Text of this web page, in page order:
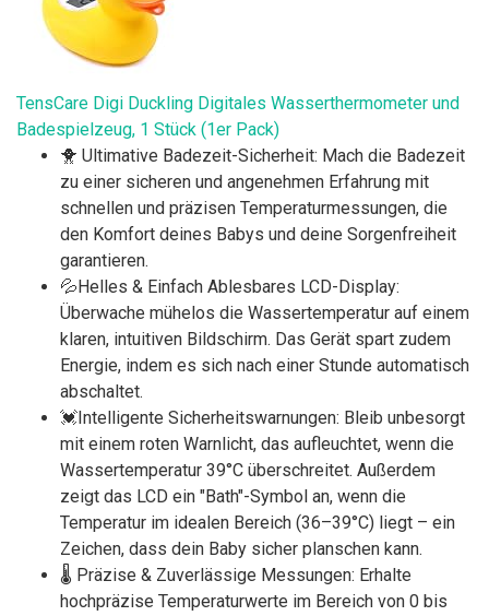
TensCare Digi Duckling Digitales Wasserthermometer und
Badespielzeug, 1 Stück (1er Pack)
🐥 Ultimative Badezeit-Sicherheit: Mach die Badezeit
zu einer sicheren und angenehmen Erfahrung mit
schnellen und präzisen Temperaturmessungen, die
den Komfort deines Babys und deine Sorgenfreiheit
garantieren.
💦Helles & Einfach Ablesbares LCD-Display:
Überwache mühelos die Wassertemperatur auf einem
klaren, intuitiven Bildschirm. Das Gerät spart zudem
Energie, indem es sich nach einer Stunde automatisch
abschaltet.
💓Intelligente Sicherheitswarnungen: Bleib unbesorgt
mit einem roten Warnlicht, das aufleuchtet, wenn die
Wassertemperatur 39°C überschreitet. Außerdem
zeigt das LCD ein "Bath"-Symbol an, wenn die
Temperatur im idealen Bereich (36–39°C) liegt – ein
Zeichen, dass dein Baby sicher planschen kann.
🌡️ Präzise & Zuverlässige Messungen: Erhalte
hochpräzise Temperaturwerte im Bereich von 0 bis